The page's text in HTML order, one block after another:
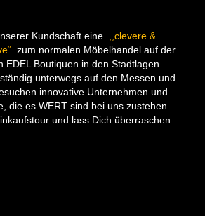
Kundschaft eine ,,clevere &
zum normalen Möbelhandel auf der
EDEL Boutiquen in den Stadtlagen
unterwegs auf den Messen und
innovative Unternehmen und
die es WERT sind bei uns zustehen.
und lass Dich überraschen.